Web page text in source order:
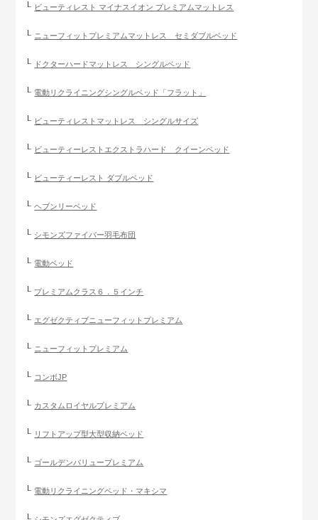
ビューティレスト マイナスイオン プレミアムマットレス
ニューフィットプレミアムマットレス セミダブルベッド
ドクターハードマットレス シングルベッド
電動リクライニングシングルベッド「フラット」
ビューティレストマットレス シングルサイズ
ビューティーレストエクストラハード クイーンベッド
ビューティーレスト ダブルベッド
ヘブンリーベッド
シモンズファイバー羽毛布団
電動ベッド
プレミアムクラス６．５インチ
エグゼクティブニューフィットプレミアム
ニューフィットプレミアム
コンボJP
カスタムロイヤルプレミアム
リフトアップ型大型収納ベッド
ゴールデンバリュープレミアム
電動リクライニングベッド・マキシマ